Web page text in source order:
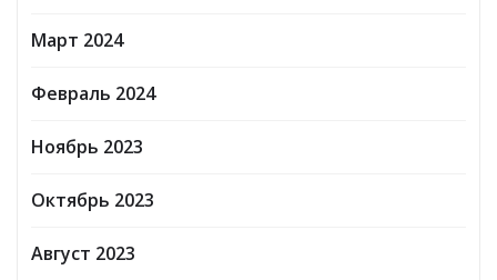
Март 2024
Февраль 2024
Ноябрь 2023
Октябрь 2023
Август 2023